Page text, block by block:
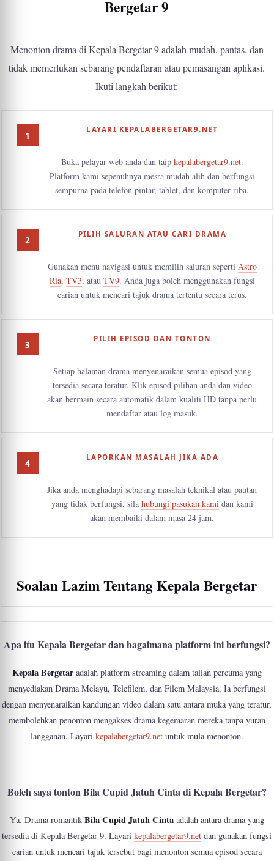
Bergetar 9
Menonton drama di Kepala Bergetar 9 adalah mudah, pantas, dan
tidak memerlukan sebarang pendaftaran atau pemasangan aplikasi.
Ikuti langkah berikut:
LAYARI KEPALABERGETAR9.NET
Buka pelayar web anda dan taip kepalabergetar9.net.
Platform kami sepenuhnya mesra mudah alih dan berfungsi
sempurna pada telefon pintar, tablet, dan komputer riba.
PILIH SALURAN ATAU CARI DRAMA
Gunakan menu navigasi untuk memilih saluran seperti Astro
Ria, TV3, atau TV9. Anda juga boleh menggunakan fungsi
carian untuk mencari tajuk drama tertentu secara terus.
PILIH EPISOD DAN TONTON
Setiap halaman drama menyenaraikan semua episod yang
tersedia secara teratur. Klik episod pilihan anda dan video
akan bermain secara automatik dalam kualiti HD tanpa perlu
mendaftar atau log masuk.
LAPORKAN MASALAH JIKA ADA
Jika anda menghadapi sebarang masalah teknikal atau pautan
yang tidak berfungsi, sila hubungi pasukan kamidan kami
akan membaiki dalam masa 24 jam.
Soalan Lazim Tentang Kepala Bergetar
Apa itu Kepala Bergetar dan bagaimana platform ini berfungsi?
Kepala Bergetaradalah platform streaming dalam talian percuma yang
menyediakan Drama Melayu, Telefilem, dan Filem Malaysia. Ia berfungsi
dengan menyenaraikan kandungan video dalam satu antara muka yang teratur,
membolehkan penonton mengakses drama kegemaran mereka tanpa yuran
langganan. Layari kepalabergetar9.netuntuk mula menonton.
Boleh saya tonton Bila Cupid Jatuh Cinta di Kepala Bergetar?
Ya. Drama romantik Bila Cupid Jatuh Cintaadalah antara drama yang
tersedia di Kepala Bergetar 9. Layarikepalabergetar9.net dan gunakan fungsi
carian untuk mencari tajuk tersebut bagi menonton semua episod secara